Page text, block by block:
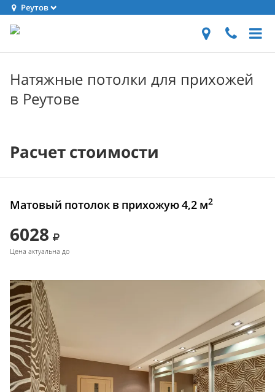
Реутов
Натяжные потолки для прихожей
в Реутове
Расчет стоимости
Матовый потолок в прихожую 4,2 м2
6028
Цена актуальна до